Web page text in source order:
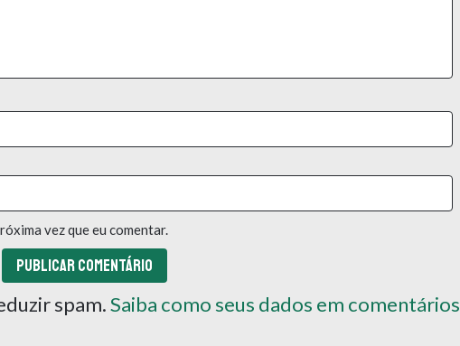
vez que eu comentar.
spam.Saiba como seus dados em comentários